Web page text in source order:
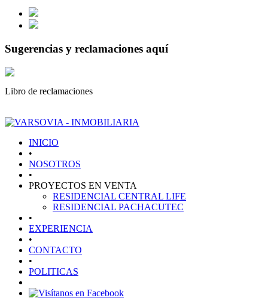
Sugerencias y reclamaciones aquí
Libro de reclamaciones
INICIO
•
NOSOTROS
•
PROYECTOS EN VENTA
RESIDENCIAL CENTRAL LIFE
RESIDENCIAL PACHACUTEC
•
EXPERIENCIA
•
CONTACTO
•
POLITICAS